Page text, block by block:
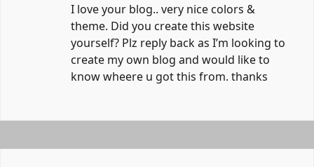
I love your blog.. very nice colors &
theme. Did you create this website
yourself? Plz reply back as I’m looking to
create my own blog and would like to
know wheere u got this from. thanks